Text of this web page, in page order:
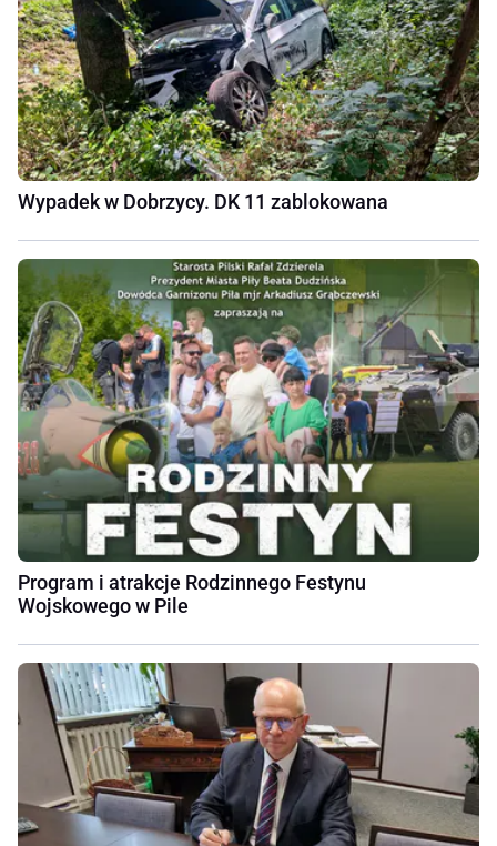
Wypadek w Dobrzycy. DK 11 zablokowana
Program i atrakcje Rodzinnego Festynu
Wojskowego w Pile